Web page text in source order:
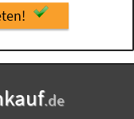
.de